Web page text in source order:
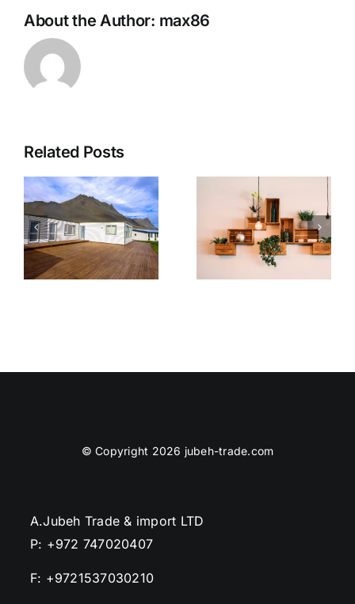
About the Author: max86
Related Posts
The Best
Floating
Shelves
Plumbing
© Copyright 2026 jubeh-trade.com
A.Jubeh Trade & import LTD
P: +972 747020407
F: +9721537030210